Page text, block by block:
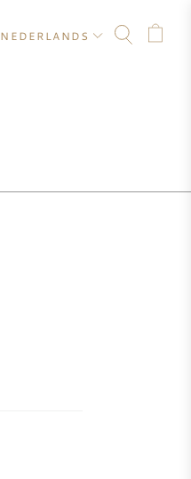
NEDERLANDS